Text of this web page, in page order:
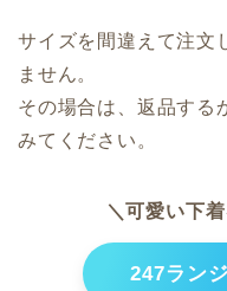
サイズを間違えて注文
ません。
その場合は、返品する
みてください。
＼可愛い下
247ラン